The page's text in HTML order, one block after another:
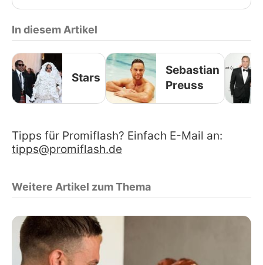
In diesem Artikel
Stars
Sebastian
Preuss
Tipps für Promiflash? Einfach E-Mail an:
tipps@promiflash.de
Weitere Artikel zum Thema